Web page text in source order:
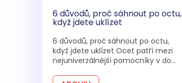
6 důvodů, proč sáhnout po octu,
když jdete uklízet
6 důvodů, proč sáhnout po octu,
když jdete uklízet Ocet patří mezi
nejuniverzálnější pomocníky v do...